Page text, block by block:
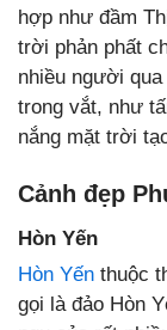
hợp như đầm
trời phản phất
nhiều người
trong vắt, như
nắng mặt trời
Cảnh đẹp
Hòn Yến
Hòn Yến thuộc
gọi là đảo Hòn